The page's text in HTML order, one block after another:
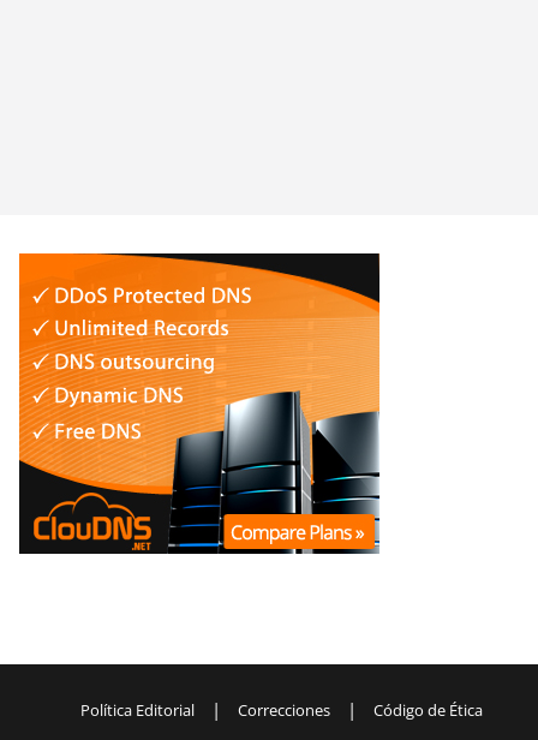
Política Editorial | Correcciones | Código de Ética